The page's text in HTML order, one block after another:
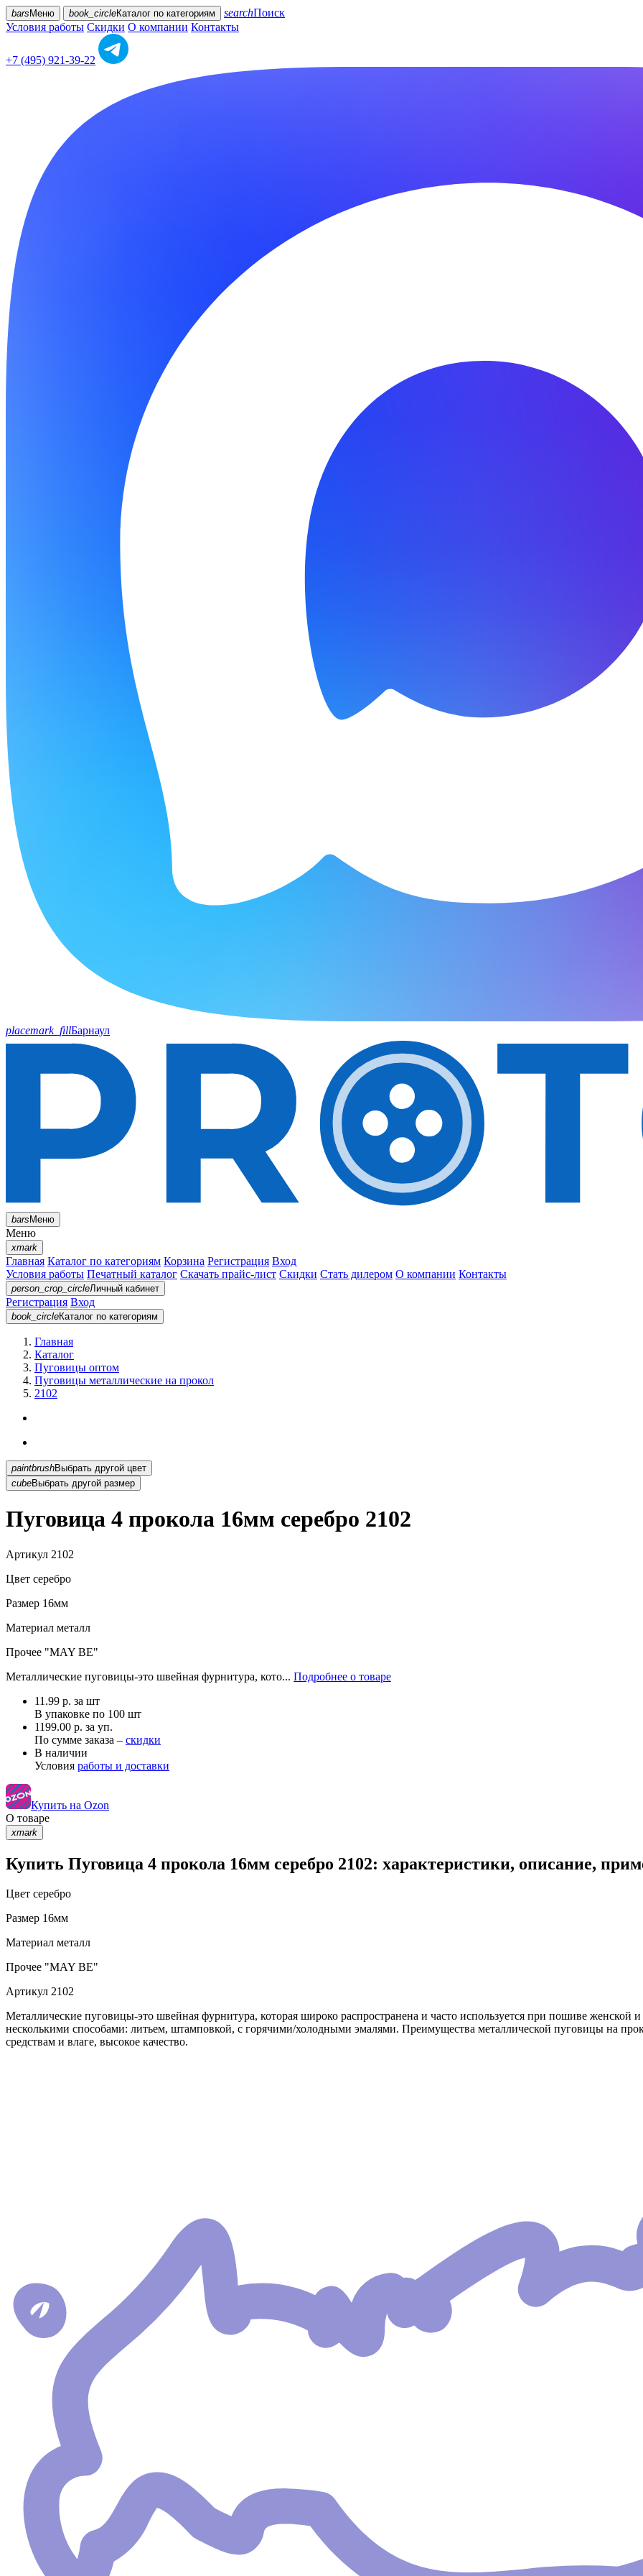
bars Меню book_circleКаталог по категориям searchПоиск
Условия работы Скидки О компании Контакты
+7 (495) 921-39-22
placemark_fillБарнаул
barsМеню
Меню
xmark
Главная Каталог по категориям Корзина Регистрация Вход
Условия работы Печатный каталог Скачать прайс-лист Скидки Стать дилером О компании Контакты
person_crop_circleЛичный кабинет
Регистрация Вход
book_circleКаталог по категориям
Главная
Каталог
Пуговицы оптом
Пуговицы металлические на прокол
2102
paintbrush
Выбрать другой цвет
cubeВыбрать другой размер
Пуговица 4 прокола 16мм серебро 2102
Артикул 2102
Цвет серебро
Размер 16мм
Материал металл
Прочее "MAY BE"
Металлические пуговицы-это швейная фурнитура, кото... Подробнее о товаре
11.99 р. за шт
В упаковке по 100 шт
1199.00 р. за уп.
По сумме заказа – скидки
В наличии
Условия работы и доставки
Купить на Ozon
О товаре
xmark
Купить Пуговица 4 прокола 16мм серебро 2102: характеристики, описание,
Цвет серебро
Размер 16мм
Материал металл
Прочее "MAY BE"
Артикул 2102
Металлические пуговицы-это швейная фурнитура, которая широко распространена и часто используется при пошиве
несколькими способами: литьем, штамповкой, с горячими/холодными эмалями. Преимущества металлической пуговицы на
средствам и влаге, высокое качество.